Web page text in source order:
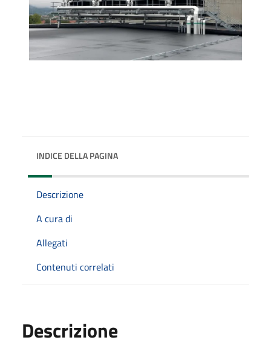
INDICE DELLA PAGINA
Descrizione
A cura di
Allegati
Contenuti correlati
Descrizione